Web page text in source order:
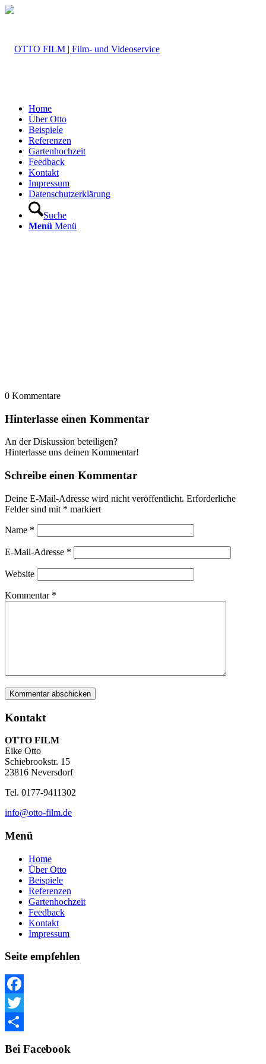
Home
Über Otto
Beispiele
Referenzen
Gartenhochzeit
Feedback
Kontakt
Impressum
Datenschutzerklärung
Suche
Menü Menü
0 Kommentare
Hinterlasse einen Kommentar
An der Diskussion beteiligen?
Hinterlasse uns deinen Kommentar!
Schreibe einen Kommentar
Deine E-Mail-Adresse wird nicht veröffentlicht. Erforderliche
Felder sind mit * markiert
Name *
E-Mail-Adresse *
Website
Kommentar *
Kontakt
OTTO FILM
Eike Otto
Schiebrookstr. 15
23816 Neversdorf
Tel. 0177-9411302
info@otto-film.de
Menü
Home
Über Otto
Beispiele
Referenzen
Gartenhochzeit
Feedback
Kontakt
Impressum
Seite empfehlen
Facebook
Twitter
Bei Facebook